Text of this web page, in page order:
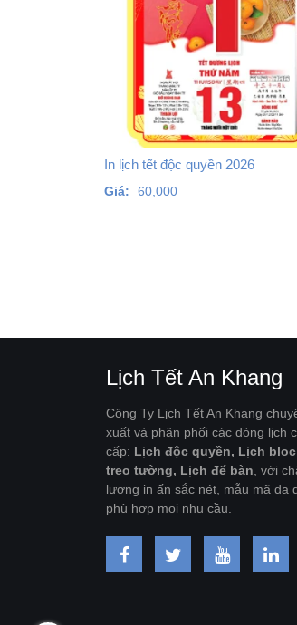
In lịch tết độc quyền 2026
Giá: 60,000
Lịch Tết An Khang
Công Ty Lịch Tết An Khang
xuất và phân phối các dòng lịch
cấp: Lịch độc quyền, Lịch
treo tường, Lịch để bàn , với
lượng in ấn sắc nét, mẫu mã đa
phù hợp mọi nhu cầu.